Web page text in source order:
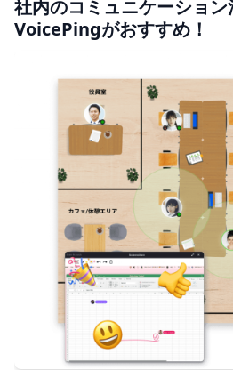
社内のコミュニケーショ
VoicePingがおすすめ！